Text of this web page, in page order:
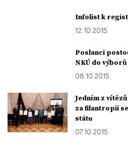
Infolist k
12. 10. 2015
Poslanci
NKÚ do výborů
08. 10. 2015
Jedním z
za filantropii
státu
07. 10. 2015